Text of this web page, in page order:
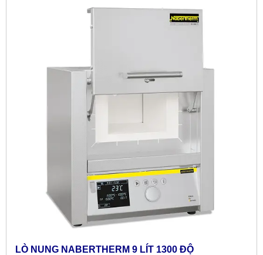
LÒ NUNG NABERTHERM 9 LÍT 1300 ĐỘ